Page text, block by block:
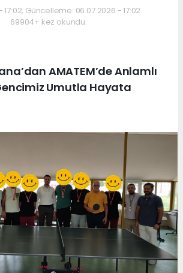
17:02, Güncelleme: 06.07.2026 - 17:02
69904+ kez okundu.
AMATEM’de Anlamlı
Umutla Hayata